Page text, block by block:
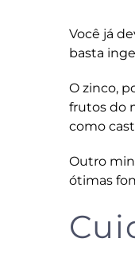
Você já
basta
O zinco,
frutos do
como
Outro
ótimas